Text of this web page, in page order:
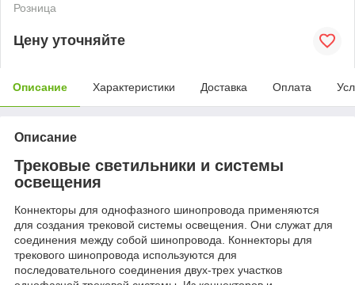
Розница
Цену уточняйте
Описание Характеристики Доставка Оплата
Описание
Трековые светильники и системы
освещения
Коннекторы для однофазного шинопровода применяются
для создания трековой системы освещения. Они служат для
соединения между собой шинопровода. Коннекторы для
трекового шинопровода используются для
последовательного соединения двух-трех участков